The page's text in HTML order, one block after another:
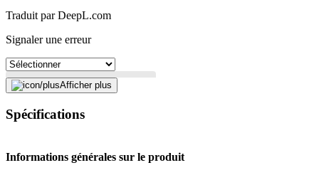
Traduit par DeepL.com
Signaler une erreur
Description
Fermer le formulaire
Envoyer
Afficher plus
Spécifications
Informations générales sur le produit